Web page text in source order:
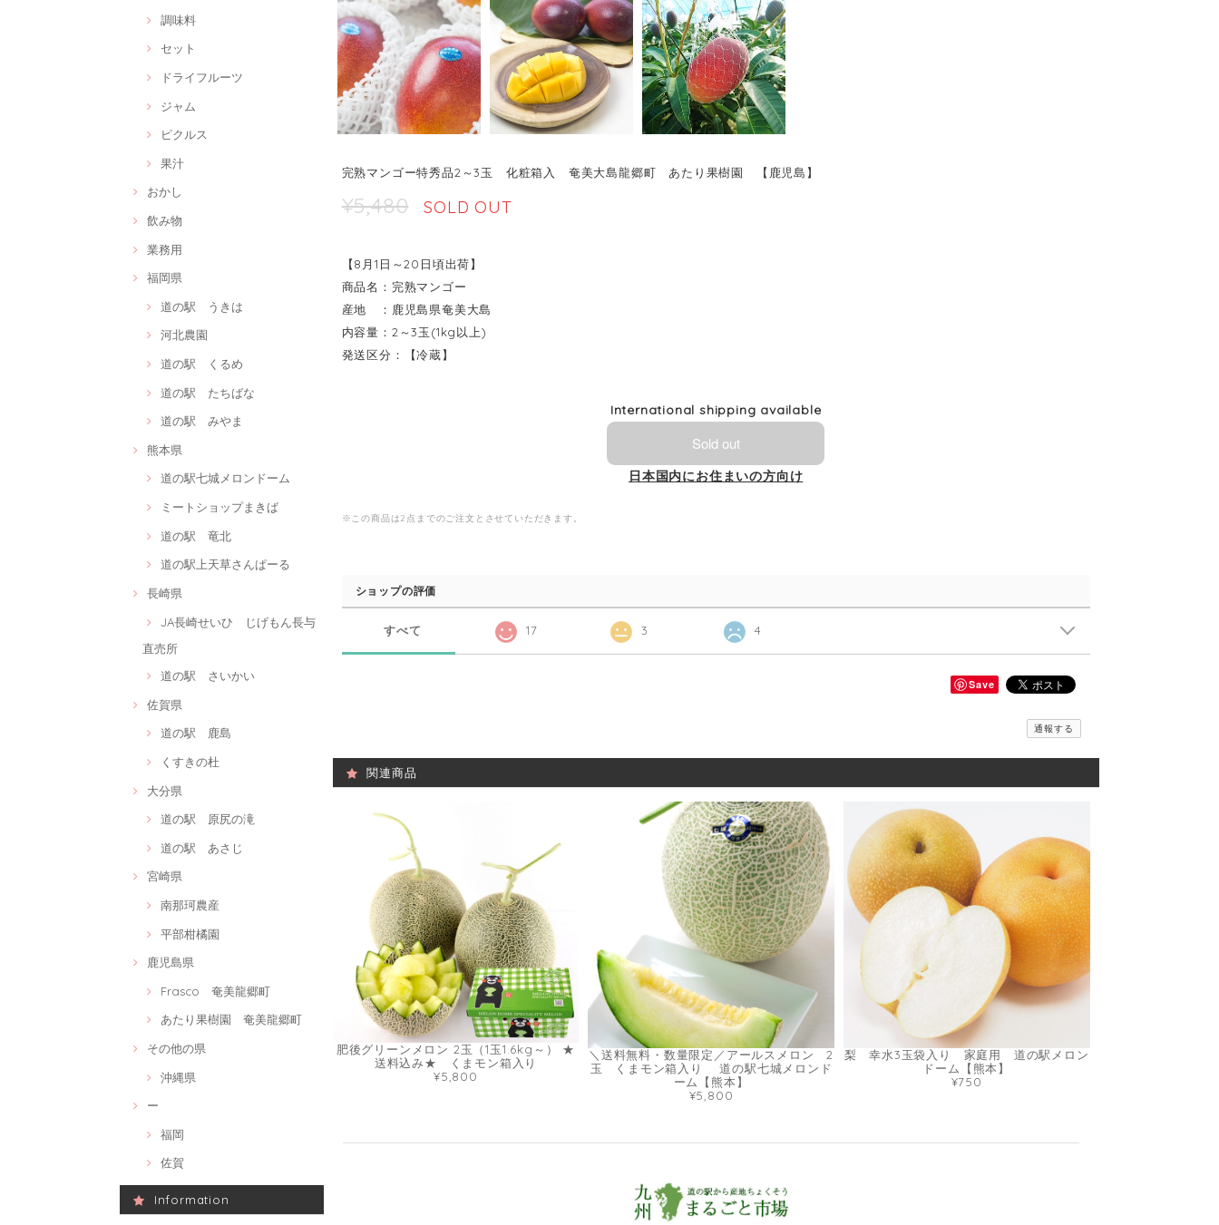
調味料
セット
ドライフルーツ
ジャム
ピクルス
果汁
おかし
飲み物
業務用
福岡県
道の駅 うきは
河北農園
道の駅 くるめ
道の駅 たちばな
道の駅 みやま
熊本県
道の駅七城メロンドーム
ミートショップまきば
道の駅 竜北
道の駅上天草さんぱーる
長崎県
JA長崎せいひ じげもん長与
直売所
道の駅 さいかい
佐賀県
道の駅 鹿島
くすきの杜
大分県
道の駅 原尻の滝
道の駅 あさじ
宮崎県
南那珂農産
平部柑橘園
鹿児島県
Frasco 奄美龍郷町
あたり果樹園 奄美龍郷町
その他の県
沖縄県
ー
福岡
佐賀
Information
完熟マンゴー特秀品2～3玉 化粧箱入 奄美大島龍郷町 あたり果樹園 【鹿児島】
¥5,480 SOLD OUT
【8月1日～20日頃出荷】
商品名：完熟マンゴー
産地 ：鹿児島県奄美大島
内容量：2～3玉(1kg以上)
発送区分：【冷蔵】
International shipping available
Sold out
日本国内にお住まいの方向け
※この商品は2点までのご注文とさせていただきます。
ショップの評価
すべて 17 3 4
Save
通報する
関連商品
肥後グリーンメロン 2玉（1玉1.6kg～） ★
送料込み★ くまモン箱入り
¥5,800
＼送料無料・数量限定／アールスメロン 2
玉 くまモン箱入り 道の駅七城メロンド
ーム【熊本】
¥5,800
梨 幸水3玉袋入り 家庭用 道の駅メロン
ドーム【熊本】
¥750